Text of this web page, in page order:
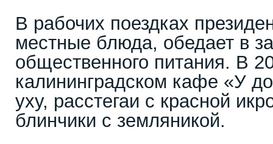
В рабочих поездках
местные блюда, обедает в
общественного питания. В
калининградском кафе «У
уху, расстегаи с красной
блинчики с земляникой.